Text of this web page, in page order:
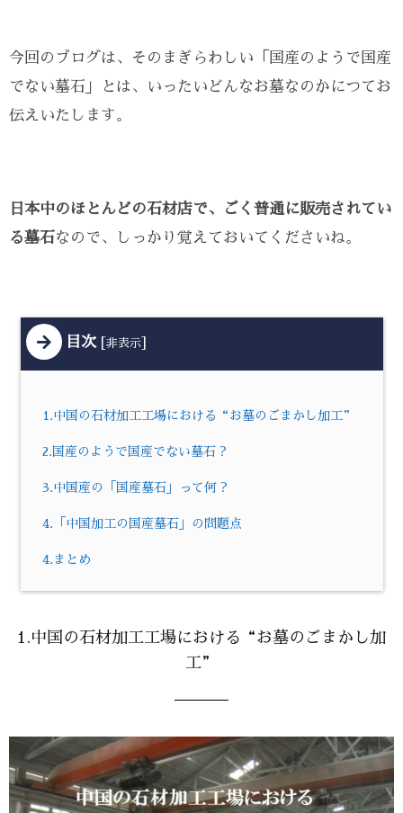
今回のブログは、そのまぎらわしい「国産のようで国産
でない墓石」とは、いったいどんなお墓なのかにつてお
伝えいたします。
日本中のほとんどの石材店で、ごく普通に販売されてい
る墓石なので、しっかり覚えておいてくださいね。
目次 非表示]
1.中国の石材加工工場における“お墓のごまかし加工”
2.国産のようで国産でない墓石？
3.中国産の「国産墓石」って何？
4.「中国加工の国産墓石」の問題点
4.まとめ
1.中国の石材加工工場における“お墓のごまかし加
工”